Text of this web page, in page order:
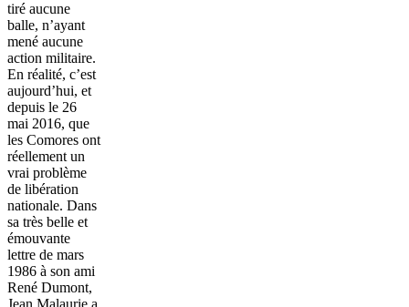
tiré aucune
balle, n’ayant
mené aucune
action militaire.
En réalité, c’est
aujourd’hui, et
depuis le 26
mai 2016, que
les Comores ont
réellement un
vrai problème
de libération
nationale. Dans
sa très belle et
émouvante
lettre de mars
1986 à son ami
René Dumont,
Jean Malaurie a